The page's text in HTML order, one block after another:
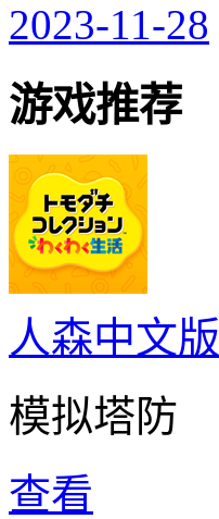
2023-11-28
游戏推荐
人森中文版
模拟塔防
查看